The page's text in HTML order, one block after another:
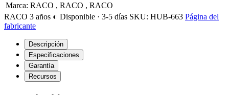
Marca: RACO , RACO , RACO
RACO 3 años ◐ Disponible · 3-5 días SKU: HUB-663 Página del
fabricante
Descripción
Especificaciones
Garantía
Recursos